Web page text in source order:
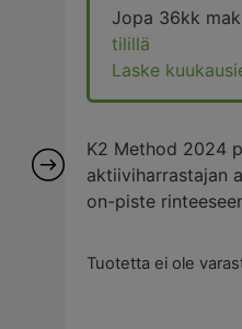
Jopa 36kk
tilillä
Laske
K2 Method 2024
aktiiviharrastajan
on-piste
Tuotetta ei ole